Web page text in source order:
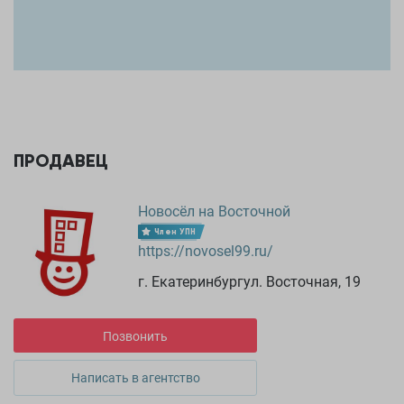
ПРОДАВЕЦ
Новосёл на Восточной
Член УПН
https://novosel99.ru/
г. Екатеринбургул. Восточная, 19
Позвонить
Написать в агентство